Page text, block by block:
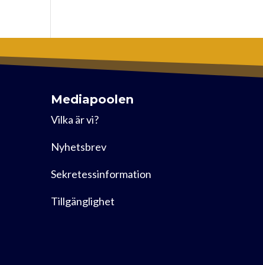
Mediapoolen
Vilka är vi?
Nyhetsbrev
Sekretessinformation
Tillgänglighet